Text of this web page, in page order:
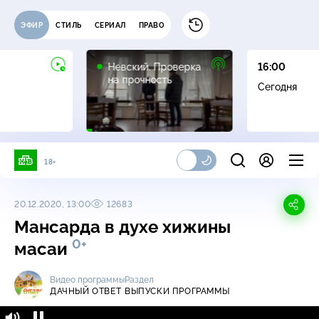
ЭФИР СТИЛЬ СЕРИАЛ ПРАВО
Невский. Проверка
на прочность
16+
16:00
Сегодня
18+
20.12.2020, 13:00 12683
Мансарда в духе хижины
масаи 0+
Видео программы
ДАЧНЫЙ ОТВЕТ
Раздел
ВЫПУСКИ ПРОГРАММЫ